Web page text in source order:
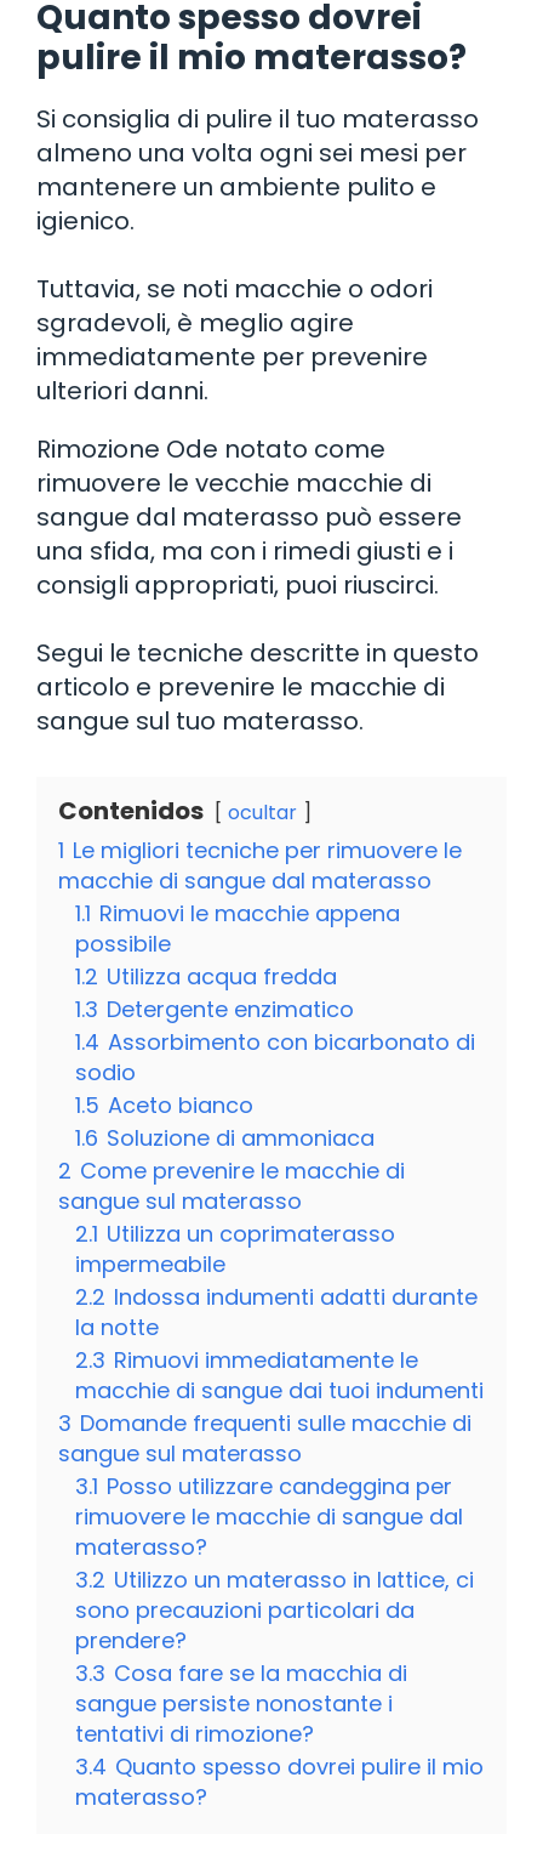
Quanto spesso dovrei
pulire il mio materasso?
Si consiglia di pulire il tuo materasso
almeno una volta ogni sei mesi per
mantenere un ambiente pulito e
igienico.
Tuttavia, se noti macchie o odori
sgradevoli, è meglio agire
immediatamente per prevenire
ulteriori danni.
Rimozione Ode notato come
rimuovere le vecchie macchie di
sangue dal materasso può essere
una sfida, ma con i rimedi giusti e i
consigli appropriati, puoi riuscirci.
Segui le tecniche descritte in questo
articolo e prevenire le macchie di
sangue sul tuo materasso.
Contenidos ocultar
1 Le migliori tecniche per rimuovere le
macchie di sangue dal materasso
1.1 Rimuovi le macchie appena
possibile
1.2 Utilizza acqua fredda
1.3 Detergente enzimatico
1.4 Assorbimento con bicarbonato di
sodio
1.5 Aceto bianco
1.6 Soluzione di ammoniaca
2 Come prevenire le macchie di
sangue sul materasso
2.1 Utilizza un coprimaterasso
impermeabile
2.2 Indossa indumenti adatti durante
la notte
2.3 Rimuovi immediatamente le
macchie di sangue dai tuoi indumenti
3 Domande frequenti sulle macchie di
sangue sul materasso
3.1 Posso utilizzare candeggina per
rimuovere le macchie di sangue dal
materasso?
3.2 Utilizzo un materasso in lattice, ci
sono precauzioni particolari da
prendere?
3.3 Cosa fare se la macchia di
sangue persiste nonostante i
tentativi di rimozione?
3.4 Quanto spesso dovrei pulire il mio
materasso?